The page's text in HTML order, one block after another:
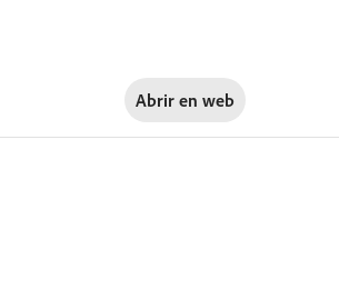
Abrir en web